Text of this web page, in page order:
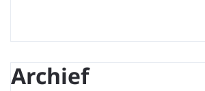
Archief